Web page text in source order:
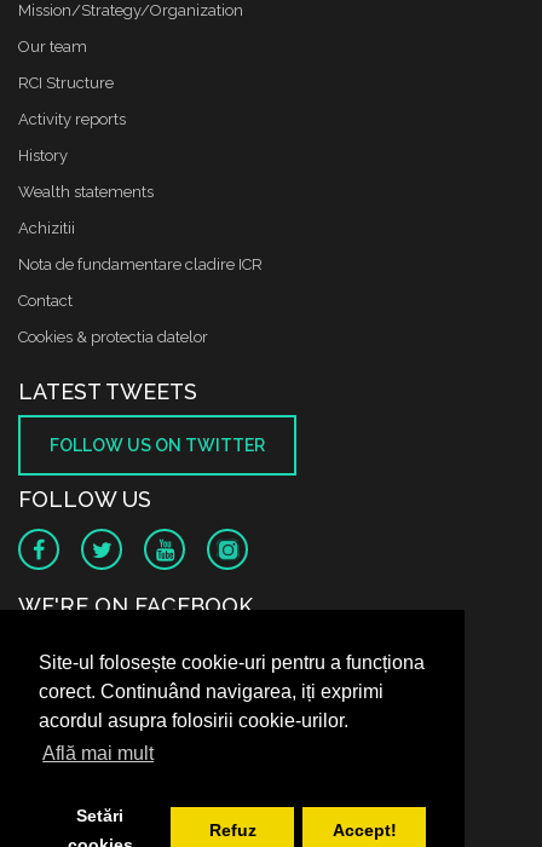
Site-ul folosește cookie-uri pentru a funcționa
corect. Continuând navigarea, iți exprimi
acordul asupra folosirii cookie-urilor.
Află mai mult
Setări
Refuz Accept!
Mission/Strategy/Organization
Our team
RCI Structure
Activity reports
History
Wealth statements
Achizitii
Nota de fundamentare cladire ICR
Contact
Cookies & protectia datelor
LATEST TWEETS
FOLLOW US ON TWITTER
FOLLOW US
WE'RE ON FACEBOOK